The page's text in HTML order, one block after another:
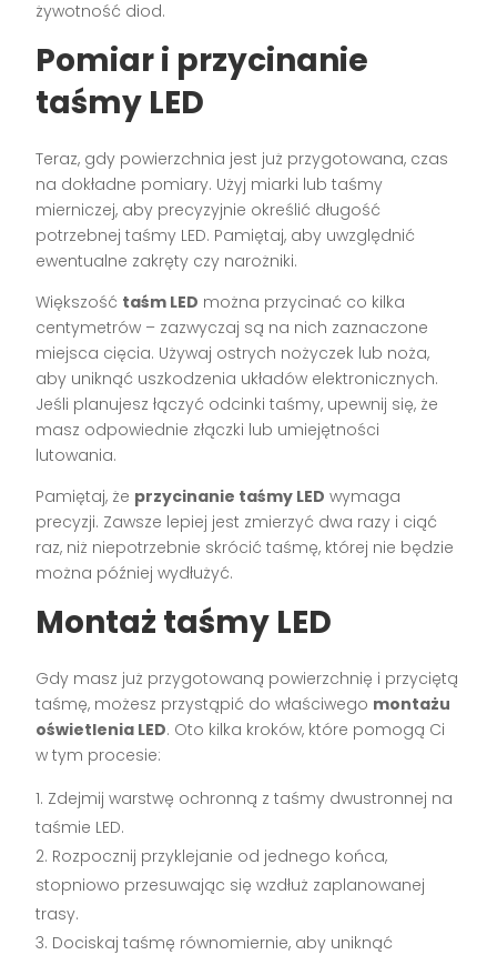
żywotność diod.
Pomiar i przycinanie
taśmy LED
Teraz, gdy powierzchnia jest już przygotowana, czas
na dokładne pomiary. Użyj miarki lub taśmy
mierniczej, aby precyzyjnie określić długość
potrzebnej taśmy LED. Pamiętaj, aby uwzględnić
ewentualne zakręty czy narożniki.
Większość taśm LED można przycinać co kilka
centymetrów – zazwyczaj są na nich zaznaczone
miejsca cięcia. Używaj ostrych nożyczek lub noża,
aby uniknąć uszkodzenia układów elektronicznych.
Jeśli planujesz łączyć odcinki taśmy, upewnij się, że
masz odpowiednie złączki lub umiejętności
lutowania.
Pamiętaj, że przycinanie taśmy LED wymaga
precyzji. Zawsze lepiej jest zmierzyć dwa razy i ciąć
raz, niż niepotrzebnie skrócić taśmę, której nie będzie
można później wydłużyć.
Montaż taśmy LED
Gdy masz już przygotowaną powierzchnię i przyciętą
taśmę, możesz przystąpić do właściwego montażu
oświetlenia LED. Oto kilka kroków, które pomogą Ci
w tym procesie:
Zdejmij warstwę ochronną z taśmy dwustronnej na
taśmie LED.
Rozpocznij przyklejanie od jednego końca,
stopniowo przesuwając się wzdłuż zaplanowanej
trasy.
Dociskaj taśmę równomiernie, aby uniknąć